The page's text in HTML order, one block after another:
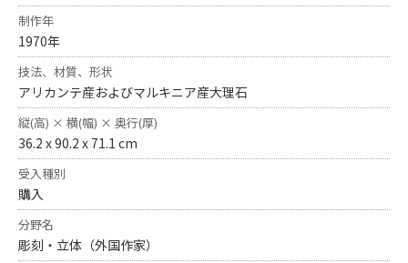
制作年
1970年
技法、材質、形状
アリカンテ産およびマルキニア産大理石
縦(高) × 横(幅) × 奥行(厚)
36.2 x 90.2 x 71.1 cm
受入種別
購入
分野名
彫刻・立体（外国作家）